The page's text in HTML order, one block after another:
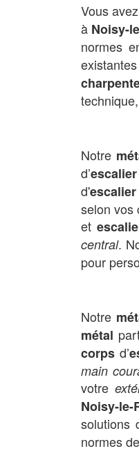
Vous
à Noisy-
normes
Notre
d’escalier
d'escalier
selon vos
et
central.
pour
Notre
métal
corps d’
main
votre
Noisy-le-
solutions
normes